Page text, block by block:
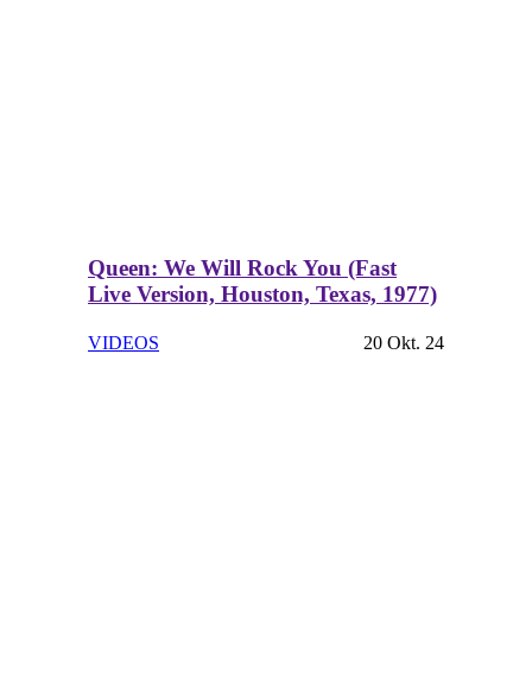
Queen: We Will Rock You (Fast
Live Version, Houston, Texas, 1977)
VIDEOS 20 Okt. 24